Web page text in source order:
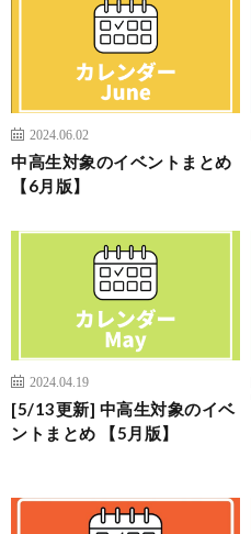
2024.06.02
中高生対象のイベントまとめ
【6月版】
2024.04.19
[5/13更新] 中高生対象のイベ
ントまとめ 【5月版】